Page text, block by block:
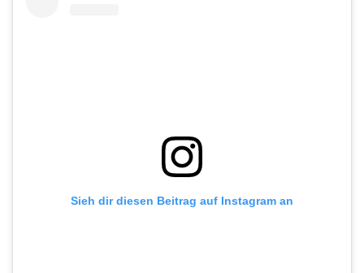
Sieh dir diesen Beitrag auf Instagram an